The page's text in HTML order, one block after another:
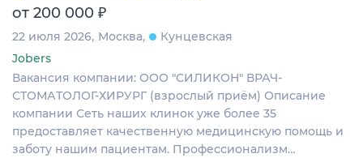
от 200 000 ₽
22 июля 2026 Москва
Кунцевская
Jobers
Вакансия компании: ООО "СИЛИКОН" ВРАЧ-
СТОМАТОЛОГ-ХИРУРГ (взрослый приём) Описание
компании Сеть наших клинок уже более 35
предоставляет качественную медицинскую помощь и
заботу нашим пациентам. Профессионализм…